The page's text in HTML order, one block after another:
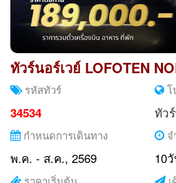
ทัวร์นอร์เวย์ LOFOTEN
รหัสทัวร์
34534
โ
ทัว
กำหนดการเดินทาง
พ.ค. - ส.ค., 2569 10